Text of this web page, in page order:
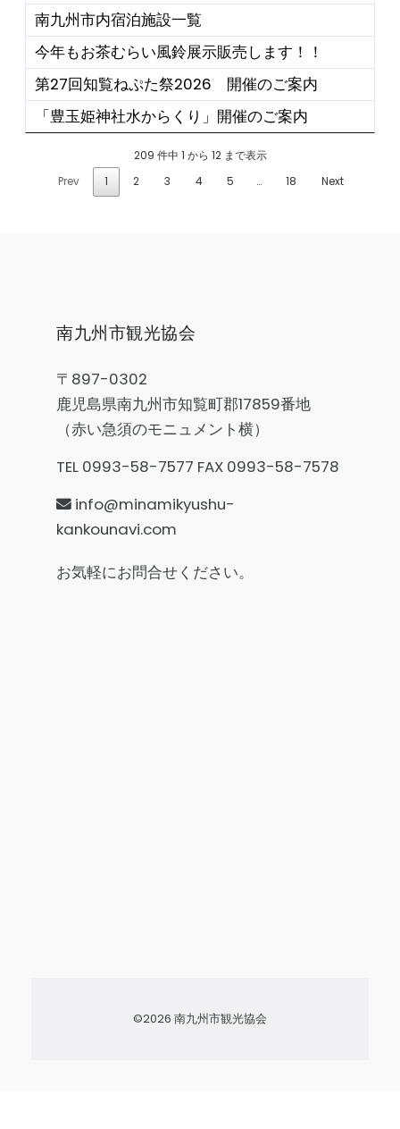
南九州市内宿泊施設一覧
今年もお茶むらい風鈴展示販売します！！
第27回知覧ねぷた祭2026 開催のご案内
「豊玉姫神社水からくり」開催のご案内
209 件中 1 から 12 まで表示
Prev
1 2 3 4 5 … 18 Next
南九州市観光協会
〒897-0302
鹿児島県南九州市知覧町郡17859番地
（赤い急須のモニュメント横）
TEL 0993-58-7577 FAX 0993-58-7578
info@minamikyushu-
kankounavi.com
お気軽にお問合せください。
©2026 南九州市観光協会